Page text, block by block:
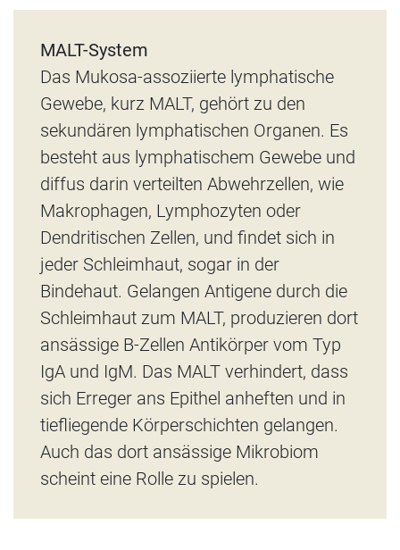
MALT-System
Das Mukosa-assoziierte lymphatische
Gewebe, kurz MALT, gehört zu den
sekundären lymphatischen Organen. Es
besteht aus lymphatischem Gewebe und
diffus darin verteilten Abwehrzellen, wie
Makrophagen, Lymphozyten oder
Dendritischen Zellen, und findet sich in
jeder Schleimhaut, sogar in der
Bindehaut. Gelangen Antigene durch die
Schleimhaut zum MALT, produzieren dort
ansässige B-Zellen Antikörper vom Typ
IgA und IgM. Das MALT verhindert, dass
sich Erreger ans Epithel anheften und in
tiefliegende Körperschichten gelangen.
Auch das dort ansässige Mikrobiom
scheint eine Rolle zu spielen.